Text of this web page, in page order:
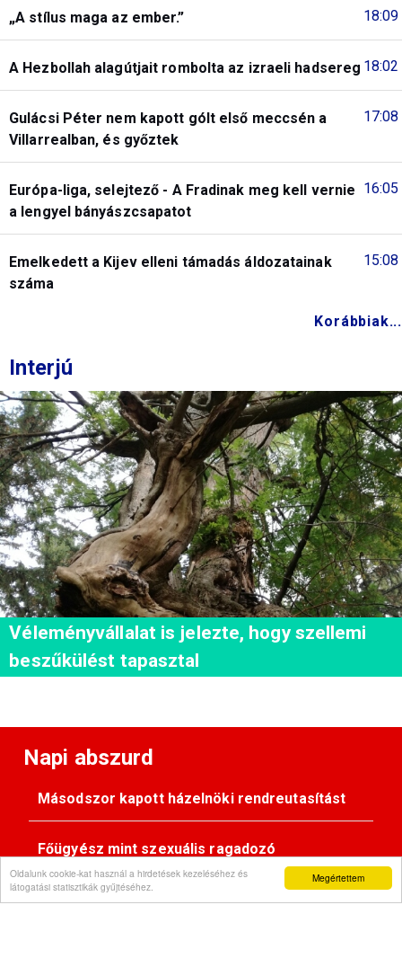
Megértettem
Oldalunk cookie-kat használ a hirdetések kezeléséhez és
látogatási statisztikák gyűjtéséhez.
18:09
„A stílus maga az ember.”
18:02
A Hezbollah alagútjait rombolta az izraeli hadsereg
17:08
Gulácsi Péter nem kapott gólt első meccsén a
Villarrealban, és győztek
16:05
Európa-liga, selejtező - A Fradinak meg kell vernie
a lengyel bányászcsapatot
15:08
Emelkedett a Kijev elleni támadás áldozatainak
száma
Korábbiak...
Interjú
Véleményvállalat is jelezte, hogy szellemi
beszűkülést tapasztal
Napi abszurd
Másodszor kapott házelnöki rendreutasítást
Főügyész mint szexuális ragadozó
Pimasz önkényúr